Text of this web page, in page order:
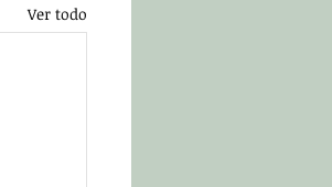
Ver todo